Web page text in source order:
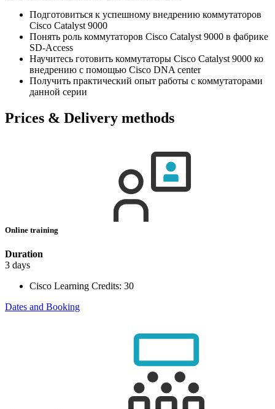
Подготовиться к успешному внедрению коммутаторов
Cisco Catalyst 9000
Понять роль коммутаторов Cisco Catalyst 9000 в фабрике
SD-Access
Научитесь готовить коммутаторы Cisco Catalyst 9000 ко
внедрению с помощью Cisco DNA center
Получить практический опыт работы с коммутаторами
данной серии
Prices & Delivery methods
Online training
Duration
3 days
Cisco Learning Credits: 30
Dates and Booking